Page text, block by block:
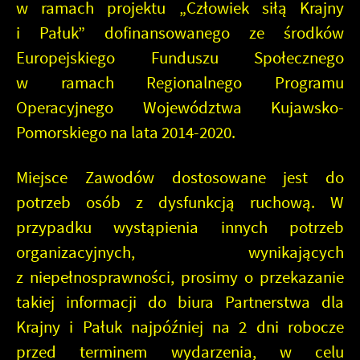
w ramach projektu „Człowiek siłą Krajny
i Pałuk” dofinansowanego ze środków
Europejskiego Funduszu Społecznego
w ramach Regionalnego Programu
Operacyjnego Województwa Kujawsko-
Pomorskiego na lata 2014-2020.
Miejsce Zawodów dostosowane jest do
potrzeb osób z dysfunkcją ruchową. W
przypadku wystąpienia innych potrzeb
organizacyjnych, wynikających
z niepełnosprawności, prosimy o przekazanie
takiej informacji do biura Partnerstwa dla
Krajny i Pałuk najpóźniej na 2 dni robocze
przed terminem wydarzenia, w celu